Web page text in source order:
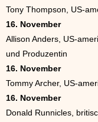
Tony Thompson, US-
16. November
Allison Anders, US-
und Produzentin
16. November
Tommy Archer, US-
16. November
Donald Runnicles,